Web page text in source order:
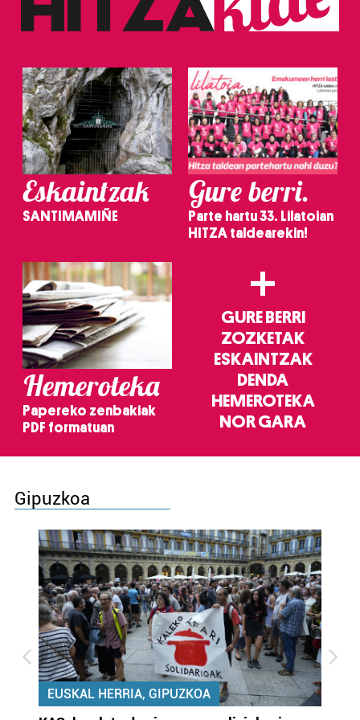
erabiltzeko baimen esplizitua ematen diguzu.
Gehiago
irakurri
Eskaintzak
SANTIMAMIÑE
Gure berri.
Parte hartu 33. Lilatoian
HITZA taldearekin!
Hemeroteka
Papereko zenbakiak
PDF formatuan
+
GURE BERRI
ZOZKETAK
ESKAINTZAK
DENDA
HEMEROTEKA
NOR GARA
Gipuzkoa
EUSKAL HERRIA, GIPUZKOA